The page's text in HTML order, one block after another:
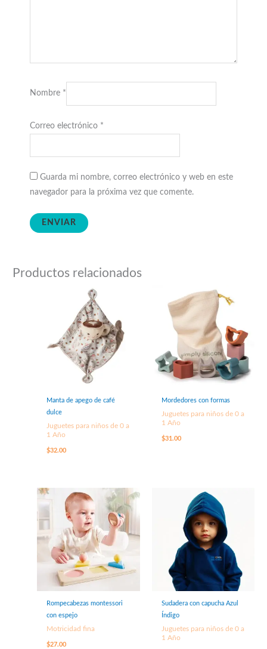
Nombre *
Correo electrónico *
Guarda mi nombre, correo electrónico y web en este
navegador para la próxima vez que comente.
Productos relacionados
Manta de apego de café
dulce
Juguetes para niños de 0 a
1 Año
$32.00
Mordedores con formas
Juguetes para niños de 0 a
1 Año
$31.00
Rompecabezas montessori
con espejo
Motricidad fina
$27.00
Sudadera con capucha Azul
Índigo
Juguetes para niños de 0 a
1 Año